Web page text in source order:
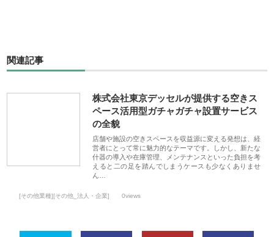
関連記事
株式会社東京デッセルが提供する空きス
ペース活用型ガチャガチャ設置サービス
の全貌
店舗や施設の空きスペースを収益源に変える発想は、経
営者にとって常に魅力的なテーマです。しかし、新たな
什器の導入や在庫管理、メンテナンスといった負担を考
えると二の足を踏んでしまうケースも少なくありませ
ん…
[その他業種][その他_法人・企業] 0views